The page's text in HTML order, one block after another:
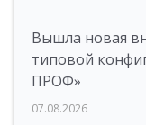
Вышла новая
типовой
ПРОФ»
07.08.2026